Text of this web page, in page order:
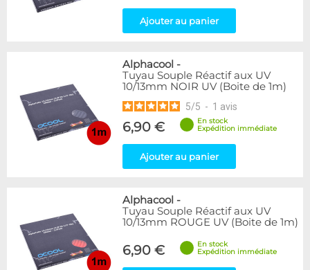
Ajouter au panier
Alphacool -
Tuyau Souple Réactif aux UV
10/13mm NOIR UV (Boite de 1m)
5/5 - 1 avis
6,90 €
En stock
Expédition immédiate
Ajouter au panier
Alphacool -
Tuyau Souple Réactif aux UV
10/13mm ROUGE UV (Boite de 1m)
6,90 €
En stock
Expédition immédiate